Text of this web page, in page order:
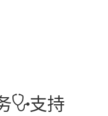
支持